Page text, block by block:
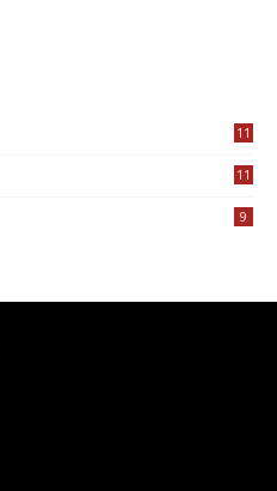
11
11
9